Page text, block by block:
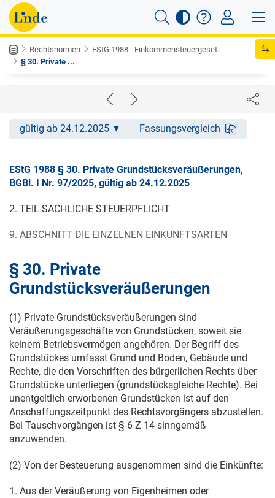
Rechtsnormen
EStG 1988 - Einkommensteuergeset...
§ 30. Private ...
gültig ab 24.12.2025 Fassungsvergleich
EStG 1988 § 30. Private Grundstücksveräußerungen,
BGBl. I Nr. 97/2025, gültig ab 24.12.2025
2. TEIL SACHLICHE STEUERPFLICHT
9. ABSCHNITT DIE EINZELNEN EINKUNFTSARTEN
§ 30. Private
Grundstücksveräußerungen
(1) Private Grundstücksveräußerungen sind
Veräußerungsgeschäfte von Grundstücken, soweit sie
keinem Betriebsvermögen angehören. Der Begriff des
Grundstückes umfasst Grund und Boden, Gebäude und
Rechte, die den Vorschriften des bürgerlichen Rechts über
Grundstücke unterliegen (grundstücksgleiche Rechte). Bei
unentgeltlich erworbenen Grundstücken ist auf den
Anschaffungszeitpunkt des Rechtsvorgängers abzustellen.
Bei Tauschvorgängen ist § 6 Z 14 sinngemäß
anzuwenden.
(2) Von der Besteuerung ausgenommen sind die Einkünfte:
1. Aus der Veräußerung von Eigenheimen oder